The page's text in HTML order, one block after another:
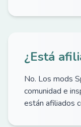
¿Está
No. Los mods
comunidad e
están afiliados